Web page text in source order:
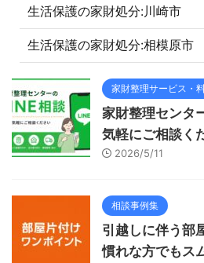
生活保護の家財処分:川崎市
生活保護の家財処分:相模原市
家財整理サービス・
家財整理センタ
気軽にご相談く
2026/5/11
相談事例集
引越しに伴う部
慣れな方でもス